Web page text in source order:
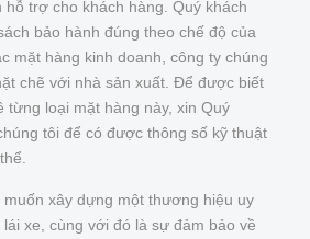
hỗ trợ cho khách hàng. Quý khách
bảo hành đúng theo chế độ của
mặt hàng kinh doanh, công ty chúng
chẽ với nhà sản xuất. Để được biết
từng loại mặt hàng này, xin Quý
tôi để có được thông số kỹ thuật
xây dựng một thương hiệu uy
xe, cùng với đó là sự đảm bảo về